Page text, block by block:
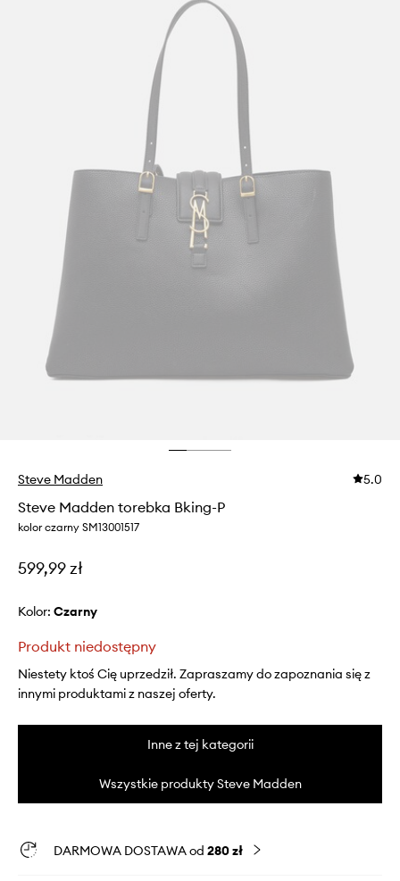
Steve Madden 5.0
Steve Madden torebka Bking-P
kolor czarny SM13001517
599,99 zł
Kolor: czarny
Produkt niedostępny
Niestety ktoś Cię uprzedził. Zapraszamy do zapoznania się z
innymi produktami z naszej oferty.
Inne z tej kategorii
Wszystkie produkty Steve Madden
DARMOWA DOSTAWA od 280 zł